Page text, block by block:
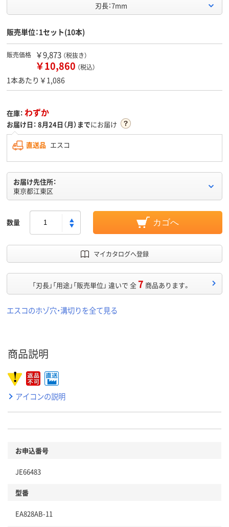
刃長：7mm
販売単位：1セット(10本)
販売価格 ￥9,873 （税抜き）
￥10,860 （税込）
1本あたり￥1,086
在庫： わずか
お届け日： 8月24日（月）までにお届け
直送品 エスコ
お届け先住所：
東京都江東区
数量 カゴへ
マイカタログへ登録
「刃長」「用途」「販売単位」 違いで 全7 商品あります。
エスコのホゾ穴・溝切りを全て見る
商品説明
アイコンの説明
お申込番号
JE66483
型番
EA828AB-11